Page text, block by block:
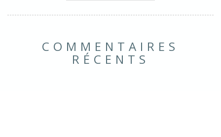
COMMENTAIRES
RÉCENTS